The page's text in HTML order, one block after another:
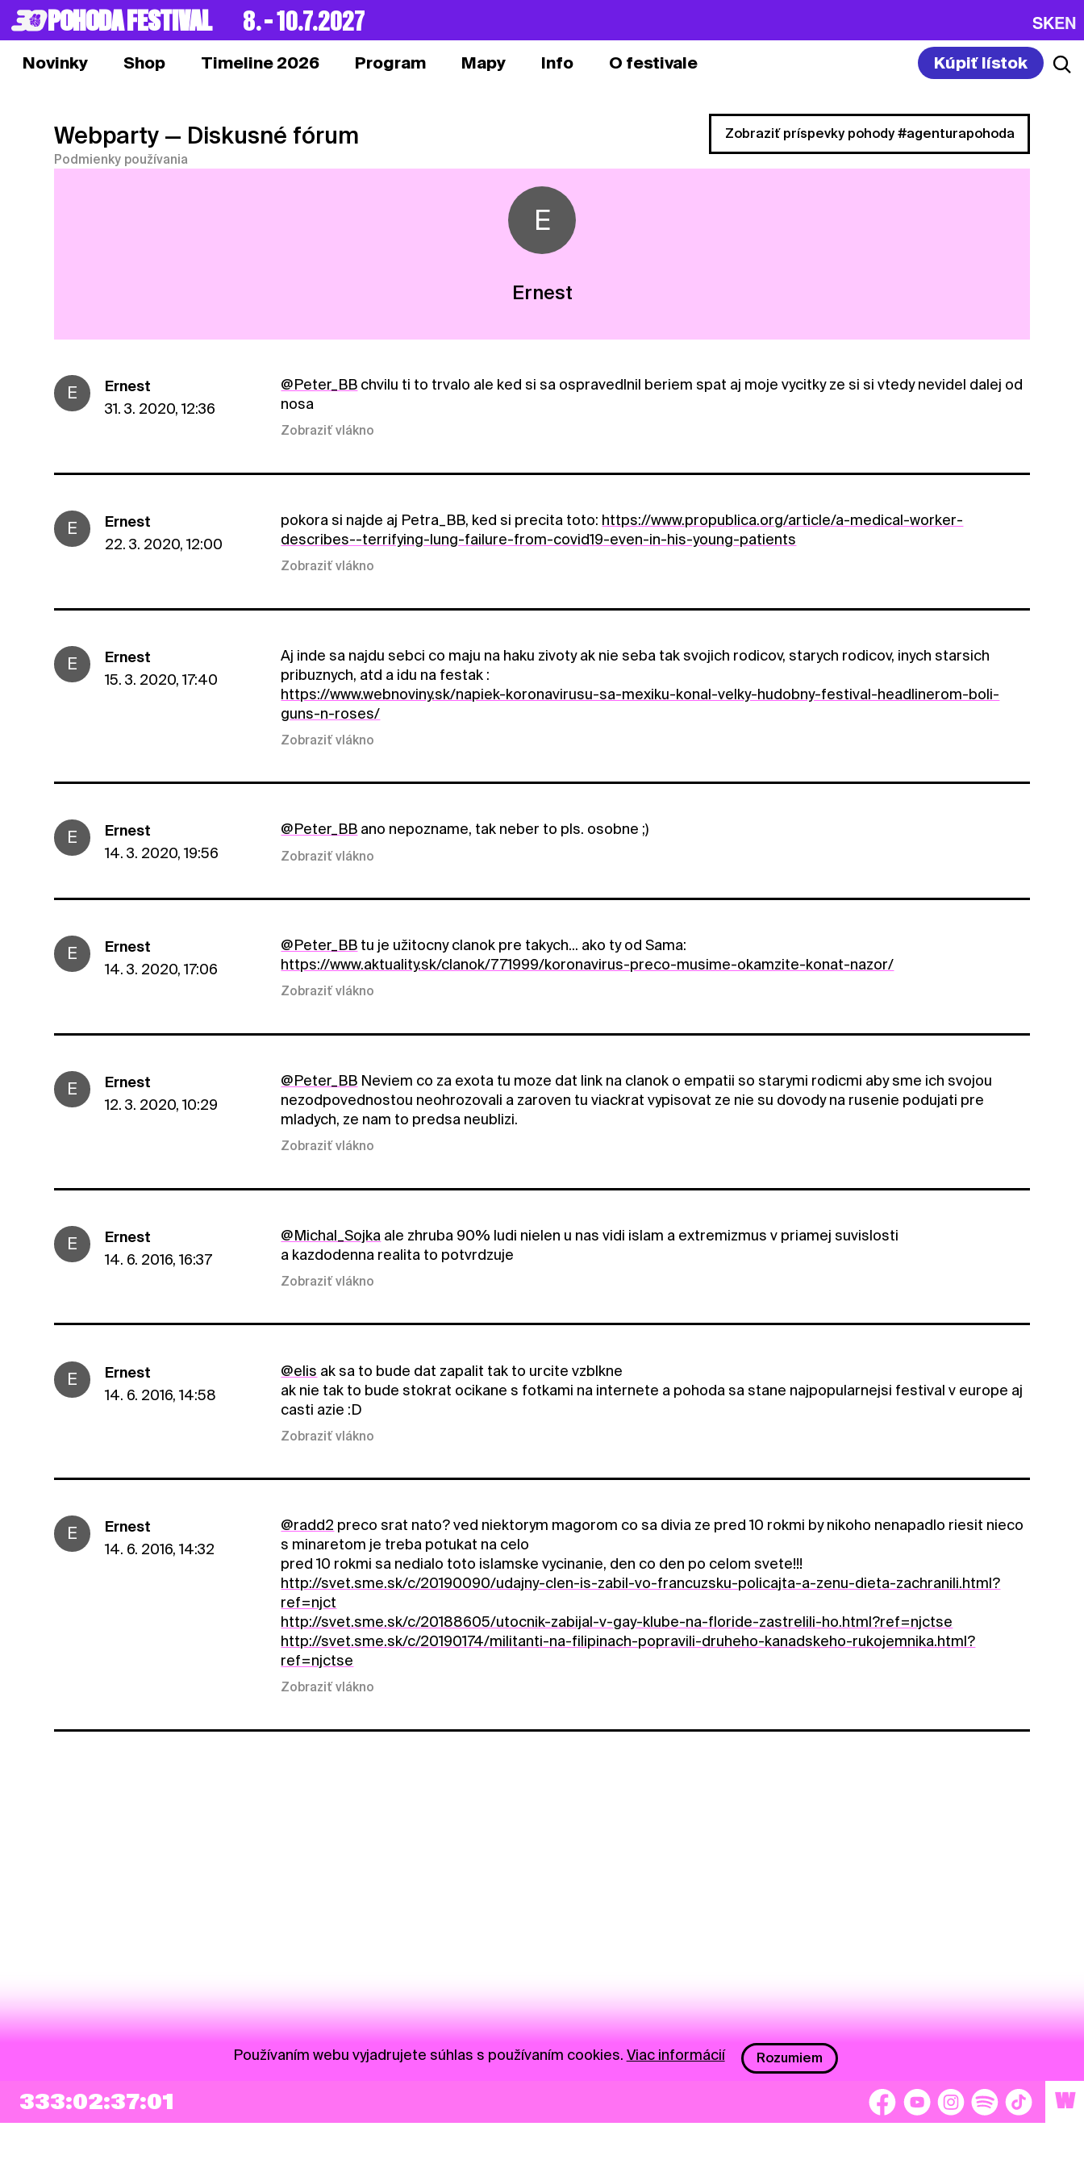
POHODA FESTIVAL 8. – 10.7.2027 SKEN
Novinky Shop Timeline 2026 Program Mapy Info O festivale Kúpiť lístok
Webparty — Diskusné fórum
Podmienky používania
Zobraziť príspevky pohody #agenturapohoda
E
Ernest
E
Ernest
31. 3. 2020, 12:36
@Peter_BB chvilu ti to trvalo ale ked si sa ospravedlnil beriem spat aj moje vycitky ze si si vtedy nevidel dalej od
nosa
Zobraziť vlákno
E
Ernest
22. 3. 2020, 12:00
pokora si najde aj Petra_BB, ked si precita toto: https://www.propublica.org/article/a-medical-worker-
describes--terrifying-lung-failure-from-covid19-even-in-his-young-patients
Zobraziť vlákno
E
Ernest
15. 3. 2020, 17:40
Aj inde sa najdu sebci co maju na haku zivoty ak nie seba tak svojich rodicov, starych rodicov, inych starsich
pribuznych, atd a idu na festak :
https://www.webnoviny.sk/napiek-koronavirusu-sa-mexiku-konal-velky-hudobny-festival-headlinerom-boli-
guns-n-roses/
Zobraziť vlákno
E
Ernest
14. 3. 2020, 19:56
@Peter_BB ano nepozname, tak neber to pls. osobne ;)
Zobraziť vlákno
E
Ernest
14. 3. 2020, 17:06
@Peter_BB tu je užitocny clanok pre takych... ako ty od Sama:
https://www.aktuality.sk/clanok/771999/koronavirus-preco-musime-okamzite-konat-nazor/
Zobraziť vlákno
E
Ernest
12. 3. 2020, 10:29
@Peter_BB Neviem co za exota tu moze dat link na clanok o empatii so starymi rodicmi aby sme ich svojou
nezodpovednostou neohrozovali a zaroven tu viackrat vypisovat ze nie su dovody na rusenie podujati pre
mladych, ze nam to predsa neublizi.
Zobraziť vlákno
E
Ernest
14. 6. 2016, 16:37
@Michal_Sojka ale zhruba 90% ludi nielen u nas vidi islam a extremizmus v priamej suvislosti
a kazdodenna realita to potvrdzuje
Zobraziť vlákno
E
Ernest
14. 6. 2016, 14:58
@elis ak sa to bude dat zapalit tak to urcite vzblkne
ak nie tak to bude stokrat ocikane s fotkami na internete a pohoda sa stane najpopularnejsi festival v europe aj
casti azie :D
Zobraziť vlákno
E
Ernest
14. 6. 2016, 14:32
@radd2 preco srat nato? ved niektorym magorom co sa divia ze pred 10 rokmi by nikoho nenapadlo riesit nieco
s minaretom je treba potukat na celo
pred 10 rokmi sa nedialo toto islamske vycinanie, den co den po celom svete!!!
http://svet.sme.sk/c/20190090/udajny-clen-is-zabil-vo-francuzsku-policajta-a-zenu-dieta-zachranili.html?
ref=njct
http://svet.sme.sk/c/20188605/utocnik-zabijal-v-gay-klube-na-floride-zastrelili-ho.html?ref=njctse
http://svet.sme.sk/c/20190174/militanti-na-filipinach-popravili-druheho-kanadskeho-rukojemnika.html?
ref=njctse
Zobraziť vlákno
333:02:37:01 W
Používaním webu vyjadrujete súhlas s používaním cookies. Viac informácií Rozumiem